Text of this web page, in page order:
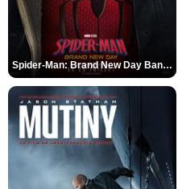
Spider-Man: Brand New Day Bande-annonce VO STFR